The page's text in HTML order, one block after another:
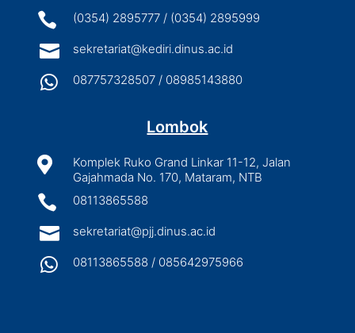
 (0354) 2895777 / (0354) 2895999
 sekretariat@kediri.dinus.ac.id
 087757328507 / 08985143880
Lombok

Komplek Ruko Grand Linkar 11-12, Jalan
Gajahmada No. 170, Mataram, NTB
 08113865588
 sekretariat@pjj.dinus.ac.id
 08113865588 / 085642975966